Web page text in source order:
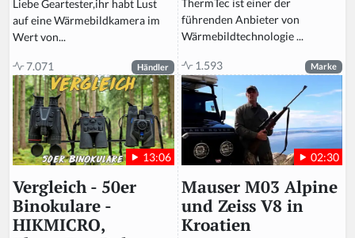
Liebe Geartester,ihr habt Lust
auf eine Wärmebildkamera im
Wert von...
7.071 Händler
ThermTec ist einer der
führenden Anbieter von
Wärmebildtechnologie ...
1.593 Marke
13:06
Vergleich - 50er
Binokulare -
HIKMICRO,
02:30
Mauser M03 Alpine
und Zeiss V8 in
Kroatien